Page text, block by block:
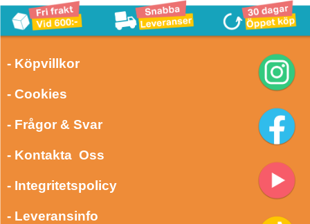
- Köpvillkor
- Cookies
- Frågor & Svar
- Kontakta Oss
- Integritetspolicy
- Leveransinfo